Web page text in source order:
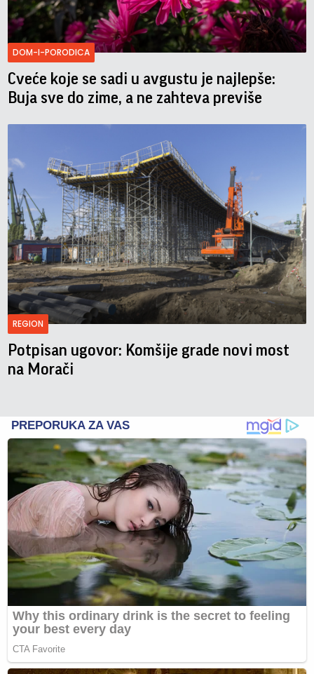
DOM-I-PORODICA
Cveće koje se sadi u avgustu je najlepše:
Buja sve do zime, a ne zahteva previše
REGION
Potpisan ugovor: Komšije grade novi most
na Morači